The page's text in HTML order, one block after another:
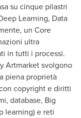
su cinque pilastri
Learning, Data
un Core
ultra
in tutti i processi.
Artmarket svolgono
piena proprietà
copyright e diritti
database, Big
learning) e reti